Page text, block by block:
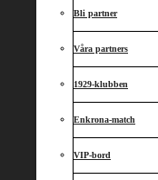
Bli partner
Våra partners
1929-klubben
Enkrona-match
VIP-bord